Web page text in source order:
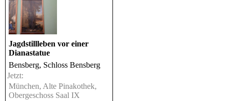
Jagdstillleben vor einer
Dianastatue
Bensberg, Schloss Bensberg
Jetzt:
München, Alte Pinakothek,
Obergeschoss Saal IX